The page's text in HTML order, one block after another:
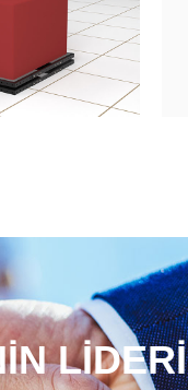
LİDERİ